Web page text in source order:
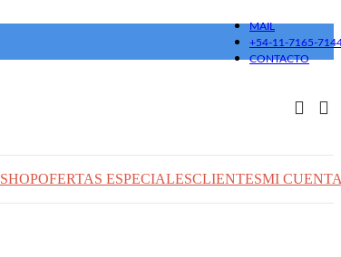
MAIL
+54-11-7165-
CONTACTO
SHOPOFERTAS ESPECIALESCLIENTESMI